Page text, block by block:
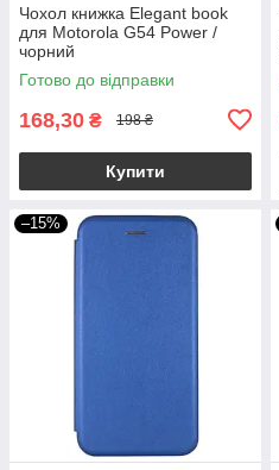
Чохол книжка Elegant book
для Motorola G54 Power /
чорний
Готово до відправки
168,30 ₴ 198 ₴
Купити
–15%